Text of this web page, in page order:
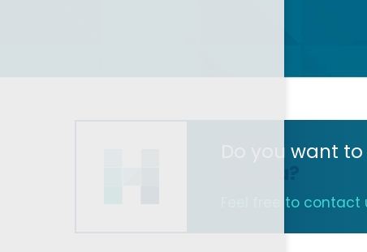
Do you want
Feel free to contact